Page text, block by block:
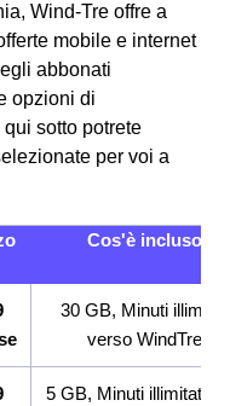
Wind-Tre offre a
mobile e internet
abbonati
opzioni di
sotto potrete
per voi a
Cos'è incluso
30 GB, Minuti illimitati
verso WindTre
5 GB, Minuti illimitati,